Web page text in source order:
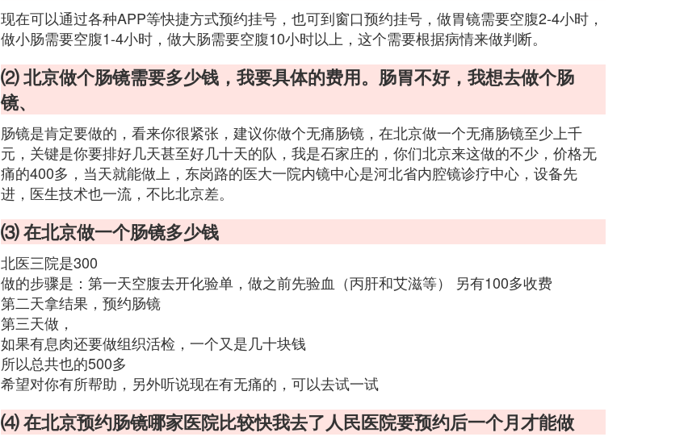
现在可以通过各种APP等快捷方式预约挂号，也可到窗口预约挂号，做胃镜需要空腹2-4小时，
做小肠需要空腹1-4小时，做大肠需要空腹10小时以上，这个需要根据病情来做判断。
⑵ 北京做个肠镜需要多少钱，我要具体的费用。肠胃不好，我想去做个肠
镜、
肠镜是肯定要做的，看来你很紧张，建议你做个无痛肠镜，在北京做一个无痛肠镜至少上千
元，关键是你要排好几天甚至好几十天的队，我是石家庄的，你们北京来这做的不少，价格无
痛的400多，当天就能做上，东岗路的医大一院内镜中心是河北省内腔镜诊疗中心，设备先
进，医生技术也一流，不比北京差。
⑶ 在北京做一个肠镜多少钱
北医三院是300
做的步骤是：第一天空腹去开化验单，做之前先验血（丙肝和艾滋等） 另有100多收费
第二天拿结果，预约肠镜
第三天做，
如果有息肉还要做组织活检，一个又是几十块钱
所以总共也的500多
希望对你有所帮助，另外听说现在有无痛的，可以去试一试
⑷ 在北京预约肠镜哪家医院比较快我去了人民医院要预约后一个月才能做